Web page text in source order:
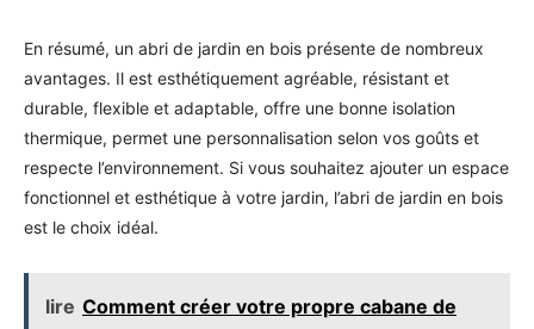
En résumé, un abri de jardin en bois présente de nombreux
avantages. Il est esthétiquement agréable, résistant et
durable, flexible et adaptable, offre une bonne isolation
thermique, permet une personnalisation selon vos goûts et
respecte l’environnement. Si vous souhaitez ajouter un espace
fonctionnel et esthétique à votre jardin, l’abri de jardin en bois
est le choix idéal.
lire Comment créer votre propre cabane de